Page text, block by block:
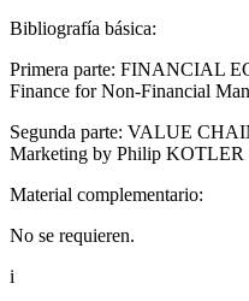
Bibliografía básica:
Primera parte: FINANCIAL
Finance for Non-Financial
Segunda parte: VALUE
Marketing by Philip
Material complementario:
No se requieren.
i